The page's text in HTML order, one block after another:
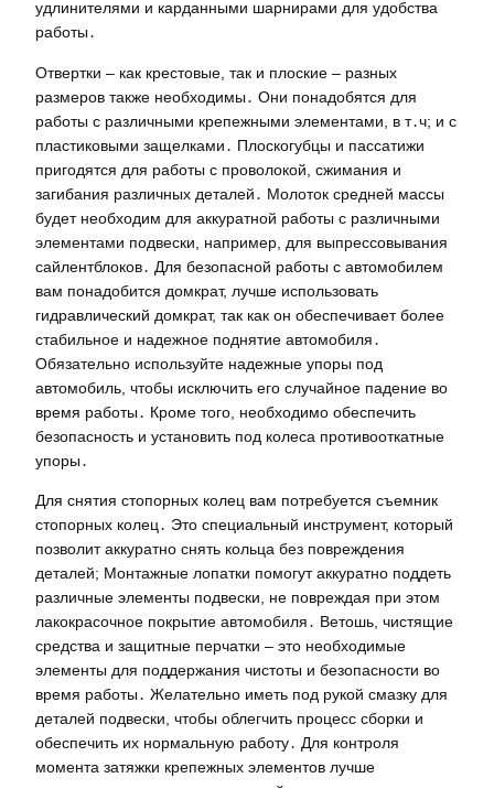
удлинителями и карданными шарнирами для удобства
работы․
Отвертки – как крестовые, так и плоские – разных
размеров также необходимы․ Они понадобятся для
работы с различными крепежными элементами, в т․ч; и с
пластиковыми защелками․ Плоскогубцы и пассатижи
пригодятся для работы с проволокой, сжимания и
загибания различных деталей․ Молоток средней массы
будет необходим для аккуратной работы с различными
элементами подвески, например, для выпрессовывания
сайлентблоков․ Для безопасной работы с автомобилем
вам понадобится домкрат, лучше использовать
гидравлический домкрат, так как он обеспечивает более
стабильное и надежное поднятие автомобиля․
Обязательно используйте надежные упоры под
автомобиль, чтобы исключить его случайное падение во
время работы․ Кроме того, необходимо обеспечить
безопасность и установить под колеса противооткатные
упоры․
Для снятия стопорных колец вам потребуется съемник
стопорных колец․ Это специальный инструмент, который
позволит аккуратно снять кольца без повреждения
деталей; Монтажные лопатки помогут аккуратно поддеть
различные элементы подвески, не повреждая при этом
лакокрасочное покрытие автомобиля․ Ветошь, чистящие
средства и защитные перчатки – это необходимые
элементы для поддержания чистоты и безопасности во
время работы․ Желательно иметь под рукой смазку для
деталей подвески, чтобы облегчить процесс сборки и
обеспечить их нормальную работу․ Для контроля
момента затяжки крепежных элементов лучше